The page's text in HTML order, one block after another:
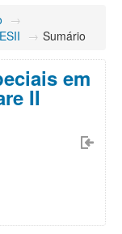
→
→ Sumário
em
II